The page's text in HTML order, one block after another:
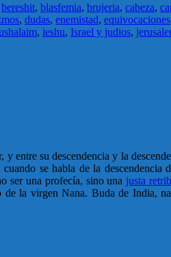
bereshit, blasfemia, brujeria, cabeza,
, dudas, enemistad, equivocaciones
, ieshu, Israel y judios,
entre su descendencia y la
se habla de la
ser una profecía, sino una justa
la virgen Nana. Buda de India,